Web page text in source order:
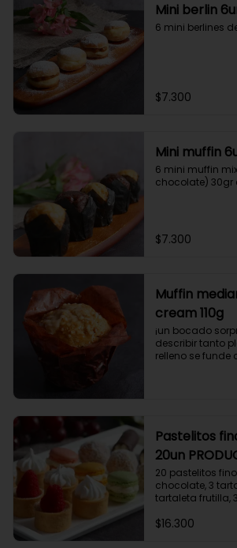
Mini berlin
6 mini berlines
$7.300
Mini muffin
6 mini muffin
chocolate)
$7.300
Muffin
cream 110g
¡un bocado
describir tanto
relleno se funde
avellanas que
exquisita.
tostado y
Relleno de
avellanas (15%)
crocanti de
Pastelitos
20un
20 pastelitos
chocolate, 3
tartaleta frutilla,
crema, 2
$16.300